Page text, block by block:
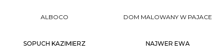
ALBOCO
SOPUCH KAZIMIERZ
DOM MALOWANY W PAJACE
NAJWER EWA